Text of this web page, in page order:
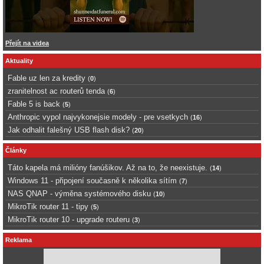
Přejít na videa
Aktuality
Fable uz len za kredity (0)
zranitelnost ac routerů tenda (6)
Fable 5 is back (5)
Anthropic vypol najvykonejsie modely - pre vsetkych (16)
Jak odhalit falešný USB flash disk? (20)
Články
Táto kapela má milióny fanúšikov. Až na to, že neexistuje. (14)
Windows 11 - připojení současně k několika sítím (7)
NAS QNAP - výměna systémového disku (10)
MikroTik router 11 - tipy (5)
MikroTik router 10 - upgrade routeru (3)
Reklama